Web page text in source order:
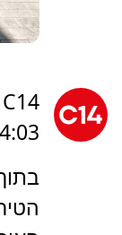
C14
בתוך